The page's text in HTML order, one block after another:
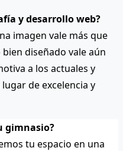
y desarrollo web?
imagen vale más que
diseñado vale aún
a los actuales y
de excelencia y
gimnasio?
tu espacio en una